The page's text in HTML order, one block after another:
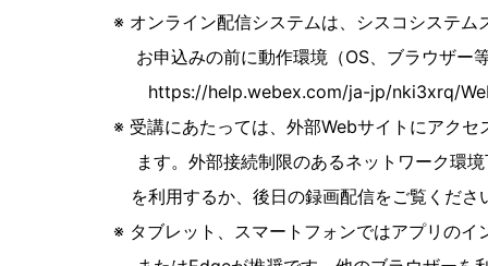
※ オンライン配信システムは、シスコシステム
お申込みの前に動作環境（OS、ブラウザー等
https://help.webex.com/ja-jp/nki3xrq/
※ 受講にあたっては、外部Webサイトにアクセ
ます。外部接続制限のあるネットワーク環境下
を利用するか、後日の録画配信をご覧くださ
※ タブレット、スマートフォンではアプリのイ